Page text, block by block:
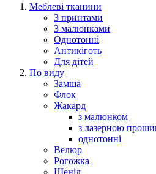
Меблеві тканини
З принтами
З малюнками
Однотонні
Антикіготь
Для дітей
По виду
Замша
Флок
Жакард
з малюнком
з лазерною
однотонні
Велюр
Рогожка
Шеніл